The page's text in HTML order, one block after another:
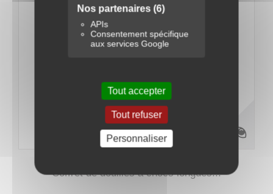
Nos partenaires (6)
APIs
Consentement spécifique
aux services Google
Tout accepter
Tout refuser
Personnaliser
Coffret de douilles à chocs longues...